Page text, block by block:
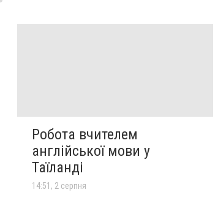
Робота вчителем
англійської мови у
Таїланді
14:51, 2 серпня